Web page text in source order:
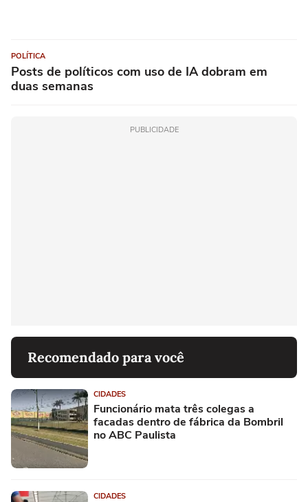
POLÍTICA
Posts de políticos com uso de IA dobram em
duas semanas
PUBLICIDADE
Recomendado para você
CIDADES
Funcionário mata três colegas a
facadas dentro de fábrica da Bombril
no ABC Paulista
CIDADES